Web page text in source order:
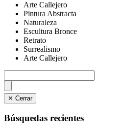
Arte Callejero
Pintura Abstracta
Naturaleza
Escultura Bronce
Retrato
Surrealismo
Arte Callejero
✕ Cerrar
Búsquedas recientes